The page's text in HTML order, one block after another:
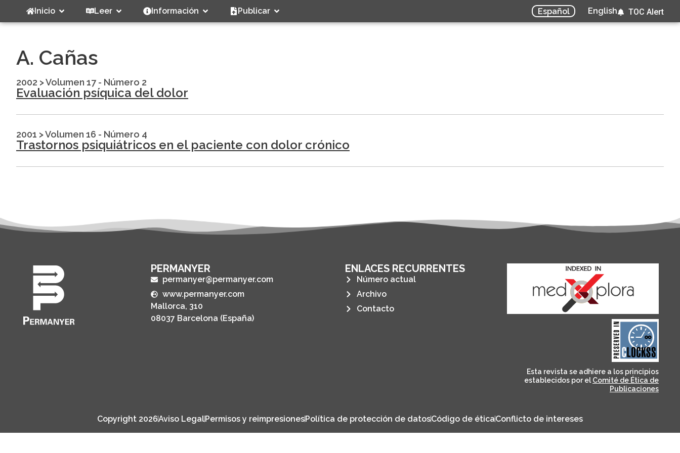
Inicio Leer Información Publicar Español English TOC Alert
A. Cañas
2002 >Volumen 17 - Número 2
Evaluación psíquica del dolor
2001 >Volumen 16 - Número 4
Trastornos psiquiátricos en el paciente con dolor crónico
PERMANYER
permanyer@permanyer.com
www.permanyer.com
Mallorca, 310
08037 Barcelona (España)
ENLACES RECURRENTES
Número actual
Archivo
Contacto
CLOCKSS is a dak archive
that ensures the long-
term survival of web-
based scholary
publications, governed by
and for its stakeholders.
Esta revista se adhiere a los principios
establecidos por el Comité de Ética de
Publicaciones
Copyright 2026Aviso LegalPermisos y reimpresionesPolítica de protección de datosCódigo de éticaConflicto de intereses